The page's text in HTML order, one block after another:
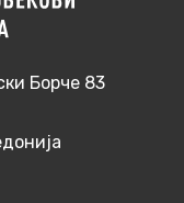
Борче 83